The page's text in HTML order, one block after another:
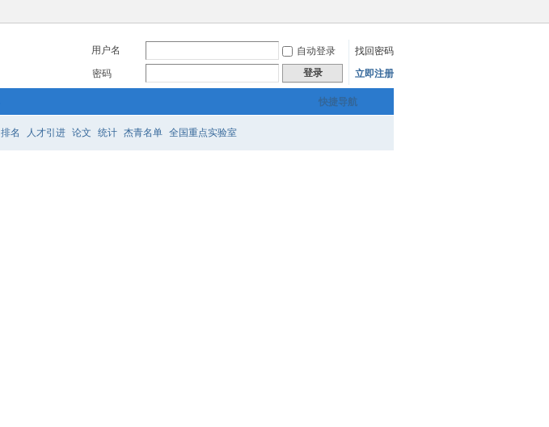
用户名 自动登录
找回密码
密码
登录 立即注册
快捷导航
排名 人才引进 论文 统计 杰青名单 全国重点实验室